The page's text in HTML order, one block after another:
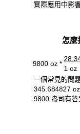
實際應用中影
怎麼
9800 oz *
1 oz
一個常見的問
345.684827
9800 盎司有